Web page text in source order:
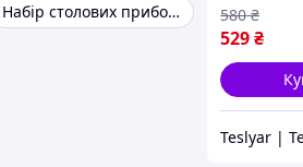
Набір столових приборів 24 персони
529₴
580 ₴